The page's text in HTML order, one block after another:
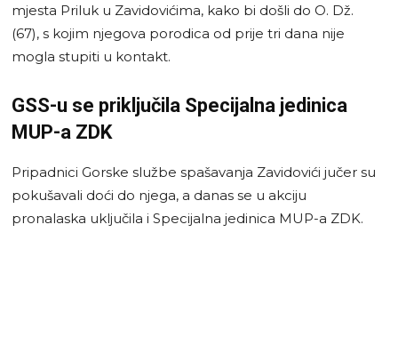
mjesta Priluk u Zavidovićima, kako bi došli do O. Dž.
(67), s kojim njegova porodica od prije tri dana nije
mogla stupiti u kontakt.
GSS-u se priključila Specijalna jedinica
MUP-a ZDK
Pripadnici Gorske službe spašavanja Zavidovići jučer su
pokušavali doći do njega, a danas se u akciju
pronalaska uključila i Specijalna jedinica MUP-a ZDK.